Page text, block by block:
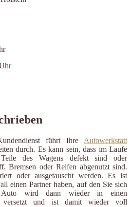
führt Ihre Autowerkstatt
durch. Es kann sein, dass im Laufe
des Wagens defekt sind oder
Bremsen oder Reifen abgenutzt sind.
oder ausgetauscht werden. Es ist
einen Partner haben, auf den Sie sich
Auto wird dann wieder in einen
versetzt und ist damit wieder voll